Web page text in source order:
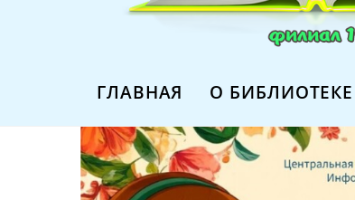
ГЛАВНАЯ О БИБЛИОТЕКЕ